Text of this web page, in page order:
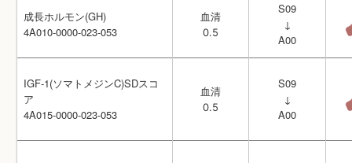
成長ホルモン(GH)
4A010-0000-023-053
血清
0.5
S09
↓
A00
IGF-1(ソマトメジンC)SDスコ
ア
4A015-0000-023-053
血清
0.5
S09
↓
A00
成長ホルモン(GH)
4A010-0000-023-053
血清
0.5
S09
↓
A00
IGF-1(ソマトメジンC)SDスコ
ア
4A015-0000-023-053
血清
0.5
S09
↓
A00